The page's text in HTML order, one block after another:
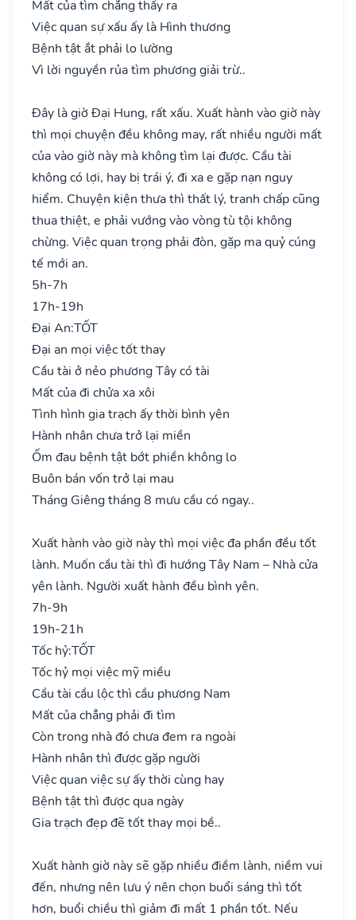
Mất của tìm chẳng thấy ra
Việc quan sự xấu ấy là Hình thương
Bệnh tật ắt phải lo lường
Vì lời nguyền rủa tìm phương giải trừ..
Đây là giờ Đại Hung, rất xấu. Xuất hành vào giờ này
thì mọi chuyện đều không may, rất nhiều người mất
của vào giờ này mà không tìm lại được. Cầu tài
không có lợi, hay bị trái ý, đi xa e gặp nạn nguy
hiểm. Chuyện kiện thưa thì thất lý, tranh chấp cũng
thua thiệt, e phải vướng vào vòng tù tội không
chừng. Việc quan trọng phải đòn, gặp ma quỷ cúng
tế mới an.
5h-7h
17h-19h
Đại An:TỐT
Đại an mọi việc tốt thay
Cầu tài ở nẻo phương Tây có tài
Mất của đi chửa xa xôi
Tình hình gia trạch ấy thời bình yên
Hành nhân chưa trở lại miền
Ốm đau bệnh tật bớt phiền không lo
Buôn bán vốn trở lại mau
Tháng Giêng tháng 8 mưu cầu có ngay..
Xuất hành vào giờ này thì mọi việc đa phần đều tốt
lành. Muốn cầu tài thì đi hướng Tây Nam – Nhà cửa
yên lành. Người xuất hành đều bình yên.
7h-9h
19h-21h
Tốc hỷ:TỐT
Tốc hỷ mọi việc mỹ miều
Cầu tài cầu lộc thì cầu phương Nam
Mất của chẳng phải đi tìm
Còn trong nhà đó chưa đem ra ngoài
Hành nhân thì được gặp người
Việc quan việc sự ấy thời cùng hay
Bệnh tật thì được qua ngày
Gia trạch đẹp đẽ tốt thay mọi bề..
Xuất hành giờ này sẽ gặp nhiều điềm lành, niềm vui
đến, nhưng nên lưu ý nên chọn buổi sáng thì tốt
hơn, buổi chiều thì giảm đi mất 1 phần tốt. Nếu